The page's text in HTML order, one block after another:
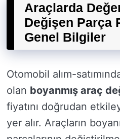
Araçlarda
Değişen Parça
Genel Bilgiler
Otomobil alım-
olan boyanmış araç
fiyatını doğrudan
yer alır. Araçların